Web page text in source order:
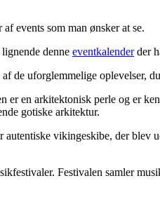
events som man ønsker at se.
denne eventkalenderder
de uforglemmelige oplevelser,
en arkitektonisk perle og er
gotiske arkitektur.
vikingeskibe, der blev
Festivalen samler